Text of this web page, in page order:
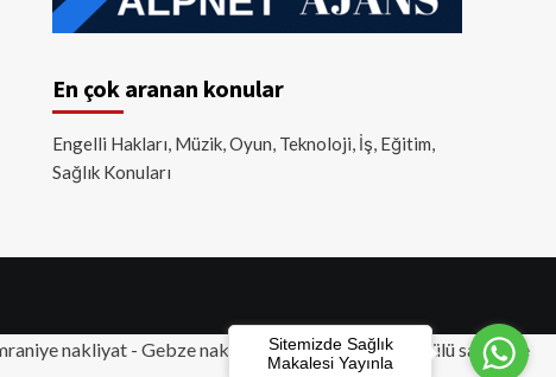
En çok aranan konular
Engelli Hakları, Müzik, Oyun, Teknoloji, İş, Eğitim,
Sağlık Konuları
nakliyat - Gebze nakliyat -Tuzla nakliyat - Akülü sandalye
Sitemizde Sağlık
Makalesi Yayınla